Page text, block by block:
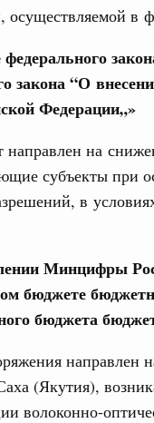
осуществляемой
закона “О
Федерации„»
направлен на
субъекты при
в
Минцифры
бюджете
бюджета
направлен
(Якутия),
волоконно-
(2026 год,
бюджетные
июля, четверг
(2026 год,
(2026 год,
июля, четверг